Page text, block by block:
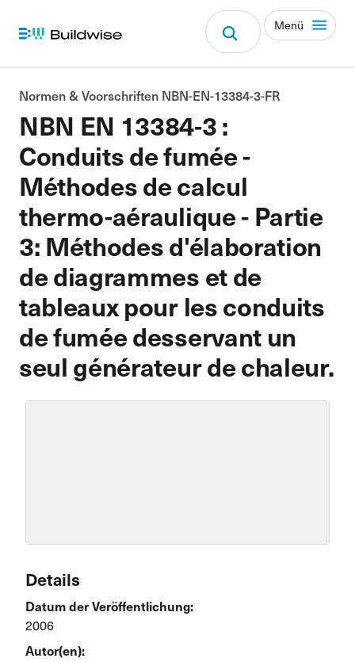
Menü
NBN EN 13384-3 :
Conduits de fumée -
Méthodes de calcul
thermo-aéraulique - Partie
3: Méthodes d'élaboration
de diagrammes et de
tableaux pour les conduits
de fumée desservant un
seul générateur de chaleur.
Normen & Voorschriften NBN-EN-13384-3-FR
Details
Datum der Veröffentlichung:
2006
Autor(en):